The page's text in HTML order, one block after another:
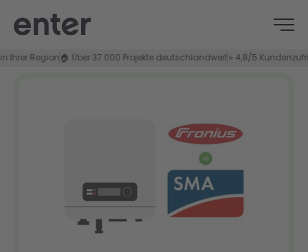
Region🏠 Über 37.000 Projekte deutschlandweit⭐ 4,8/5